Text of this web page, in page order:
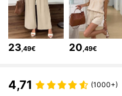
4,69 248K Follower
23,49€ 20,49€
4,71 (1000+)